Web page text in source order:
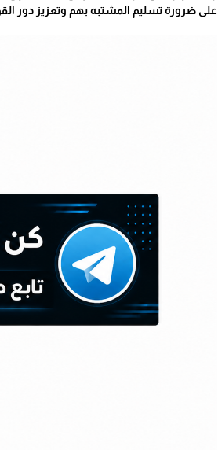
على ضرورة تسليم المشتبه بهم وتعزيز دور